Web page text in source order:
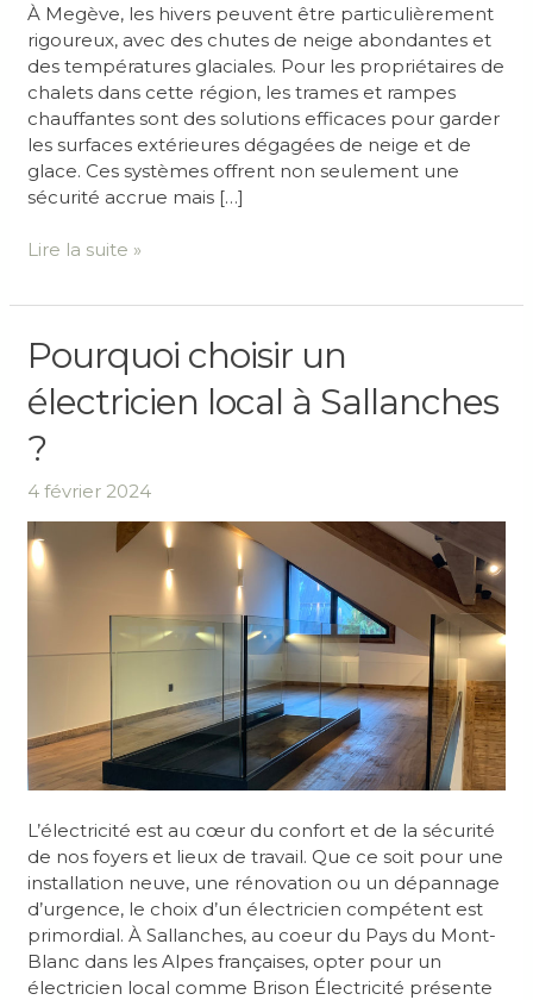
À Megève, les hivers peuvent être particulièrement
rigoureux, avec des chutes de neige abondantes et
des températures glaciales. Pour les propriétaires de
chalets dans cette région, les trames et rampes
chauffantes sont des solutions efficaces pour garder
les surfaces extérieures dégagées de neige et de
glace. Ces systèmes offrent non seulement une
sécurité accrue mais […]
Lire la suite »
Pourquoi choisir un
électricien local à Sallanches
?
4 février 2024
L’électricité est au cœur du confort et de la sécurité
de nos foyers et lieux de travail. Que ce soit pour une
installation neuve, une rénovation ou un dépannage
d’urgence, le choix d’un électricien compétent est
primordial. À Sallanches, au coeur du Pays du Mont-
Blanc dans les Alpes françaises, opter pour un
électricien local comme Brison Électricité présente
Pourquoi
choisir
un
électricien
local
Sallanches
?